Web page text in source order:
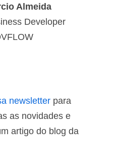
Almeida
Developer
newsletter para
as novidades e
artigo do blog da